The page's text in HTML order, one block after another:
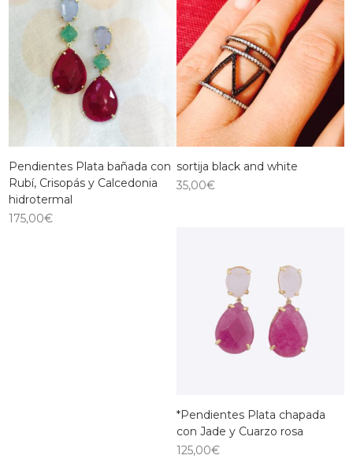
Pendientes Plata bañada con
Rubí, Crisopás y Calcedonia
hidrotermal
175,00€
sortija black and white
35,00€
*Pendientes Plata chapada
con Jade y Cuarzo rosa
125,00€